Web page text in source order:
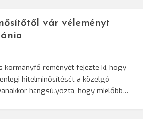
vár véleményt
kormányfő reményét fejezte ki, hogy
hitelminősítését a közelgő
hangsúlyozta, hogy mielőbb…